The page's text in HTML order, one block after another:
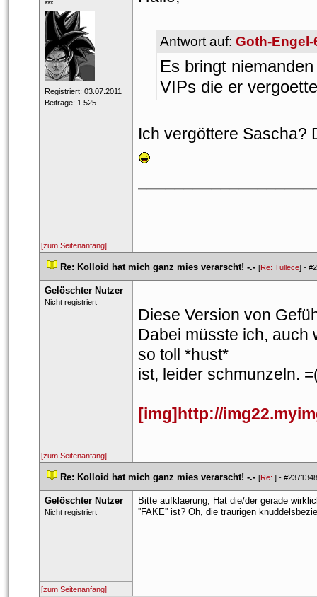
***​
Registriert: 03.07.2011
Beiträge: 1.525
Antwort auf: Goth-Engel-
Es bringt
VIPs die er
Ich vergöttere Sascha?
[zum Seitenanfang]
Re: Kolloid hat mich ganz mies verarscht! -.- [Re: Tullece] -
Gelöschter Nutzer
Nicht registriert
Diese Version von
Dabei müsste ich, auch
o toll *hust*
ist, leider schmunzeln.
[img]http://
[zum Seitenanfang]
Re: Kolloid hat mich ganz mies verarscht! -.- [Re: ] - #2371348
Gelöschter Nutzer
Nicht registriert
Bitte aufklaerung, Hat die/der gerade
''FAKE'' ist? Oh, die traurigen
[zum Seitenanfang]